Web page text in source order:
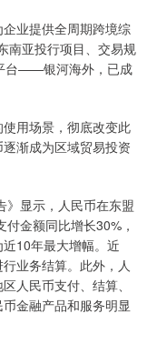
业提供全周期跨境综
南亚投行项目、交易规
台——银河海外，已成
用场景，彻底改变此
渐成为区域贸易投资
显示，人民币在东盟
金额同比增长30%，
10年最大增幅。近
业务结算。此外，人
人民币支付、结算、
金融产品和服务明显